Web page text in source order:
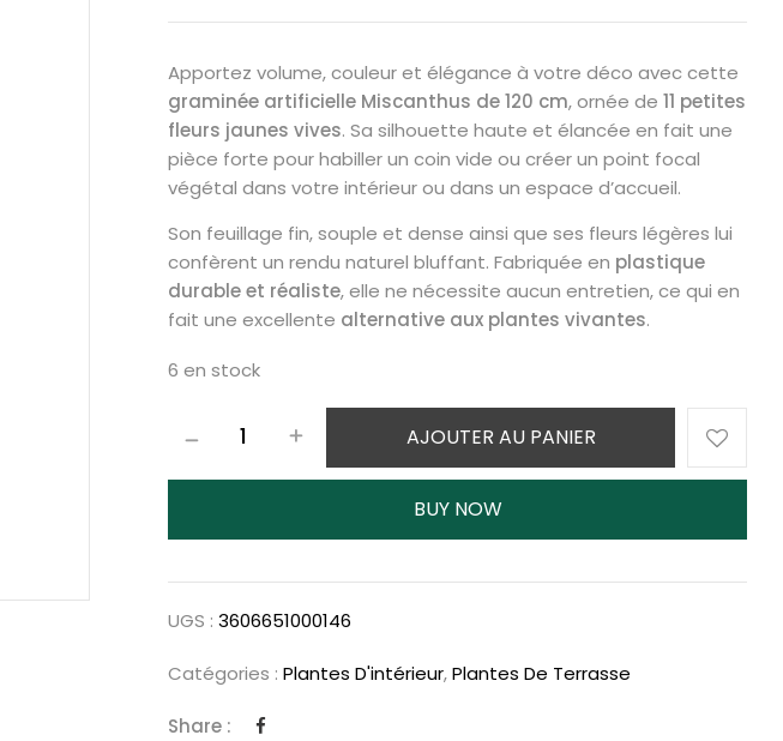
Apportez volume, couleur et élégance à votre déco avec cette
graminée artificielle Miscanthus de 120 cm, ornée de11 petites
fleurs jaunes vives. Sa silhouette haute et élancée en fait une
pièce forte pour habiller un coin vide ou créer un point focal
végétal dans votre intérieur ou dans un espace d’accueil.
Son feuillage fin, souple et dense ainsi que ses fleurs légères lui
confèrent un rendu naturel bluffant. Fabriquée en plastique
durable et réaliste, elle ne nécessite aucun entretien, ce qui en
fait une excellente alternative aux plantes vivantes.
6 en stock
AJOUTER AU PANIER
BUY NOW
UGS :3606651000146
Catégories :Plantes D'intérieur,Plantes De Terrasse
Share :